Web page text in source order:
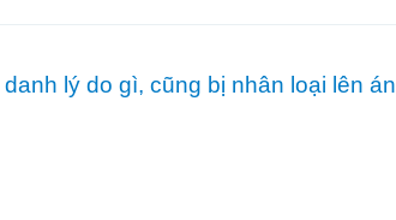
lý do gì, cũng bị nhân loại lên án